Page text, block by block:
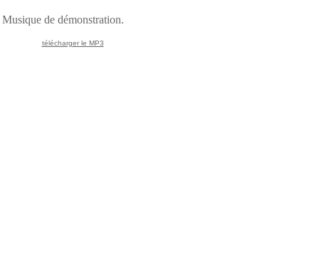
Musique de démonstration.
télécharger le MP3